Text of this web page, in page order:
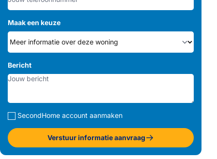
Maak een keuze
Bericht
SecondHome account aanmaken
Verstuur informatie aanvraag